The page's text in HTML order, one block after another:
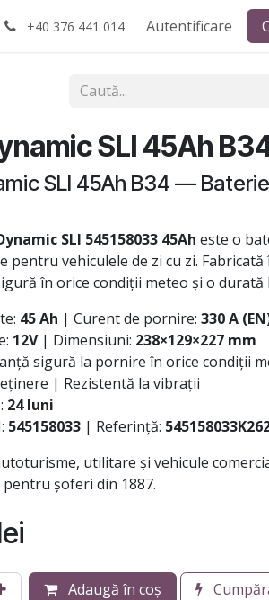
+40 376 441 014 Autentificare
SLI 45Ah
SLI 45Ah B34 —
SLI 545158033 45Ah este o
pentru vehiculele de zi cu zi. Fabricată
în orice condiții meteo și o durată
45 Ah | Curent de pornire: 330 A
12V| Dimensiuni: 238×129×227 mm
sigură la pornire în orice condiții
| Rezistentă la vibrații
24 luni
545158033 | Referință:
utilitare și vehicule
șoferi din 1887.
Adaugă în coș